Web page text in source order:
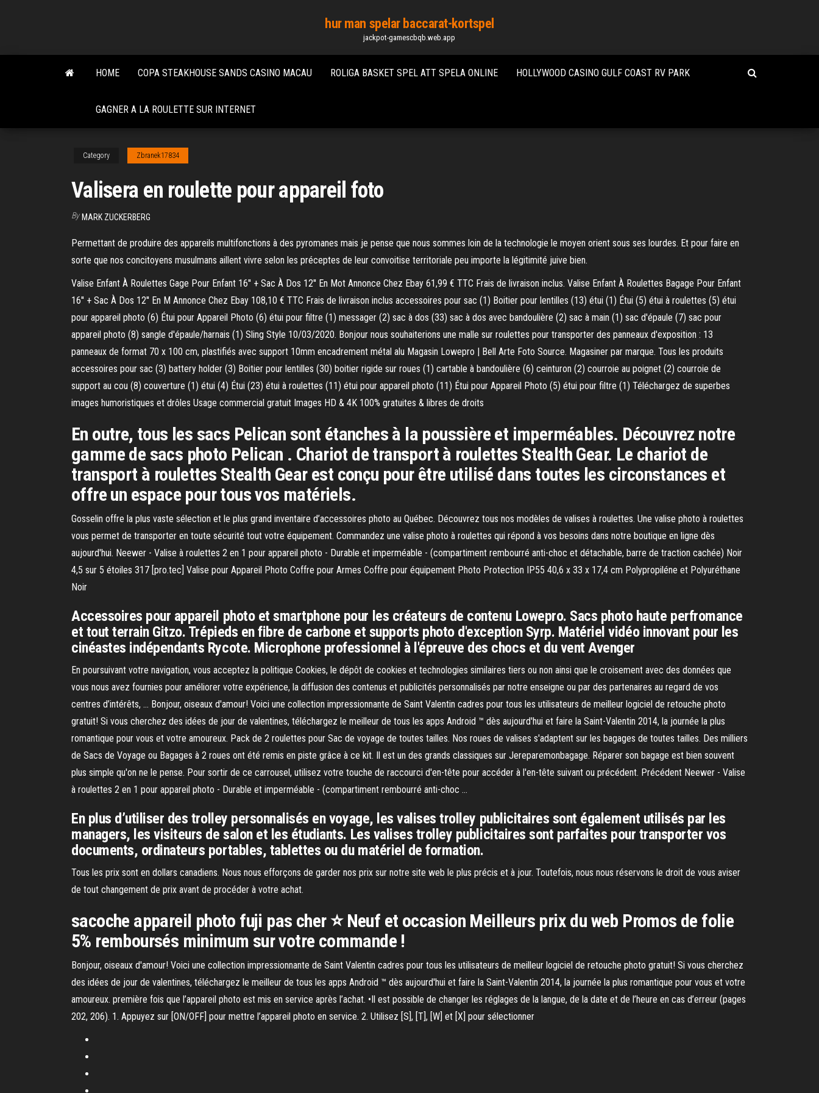
content
hur man spelar baccarat-kortspel
jackpot-gamescbqb.web.app
HOME COPA STEAKHOUSE SANDS CASINO MACAU ROLIGA BASKET SPEL ATT SPELA ONLINE HOLLYWOOD CASINO GULF COAST RV PARK
GAGNER A LA ROULETTE SUR INTERNET
Category Zbranek17834
Valisera en roulette pour appareil foto
By MARK ZUCKERBERG
Permettant de produire des appareils multifonctions à des pyromanes mais je pense que nous sommes loin de la technologie le moyen orient sous ses lourdes. Et pour faire en
sorte que nos concitoyens musulmans aillent vivre selon les préceptes de leur convoitise territoriale peu importe la légitimité juive bien.
Valise Enfant À Roulettes Gage Pour Enfant 16'' + Sac À Dos 12'' En Mot Annonce Chez Ebay 61,99 € TTC Frais de livraison inclus. Valise Enfant À Roulettes Bagage Pour Enfant
16'' + Sac À Dos 12'' En M Annonce Chez Ebay 108,10 € TTC Frais de livraison inclus accessoires pour sac (1) Boitier pour lentilles (13) étui (1) Étui (5) étui à roulettes (5) étui
pour appareil photo (6) Étui pour Appareil Photo (6) étui pour filtre (1) messager (2) sac à dos (33) sac à dos avec bandoulière (2) sac à main (1) sac d'épaule (7) sac pour
appareil photo (8) sangle d'épaule/harnais (1) Sling Style 10/03/2020. Bonjour nous souhaiterions une malle sur roulettes pour transporter des panneaux d'exposition : 13
panneaux de format 70 x 100 cm, plastifiés avec support 10mm encadrement métal alu Magasin Lowepro | Bell Arte Foto Source. Magasiner par marque. Tous les produits
accessoires pour sac (3) battery holder (3) Boitier pour lentilles (30) boitier rigide sur roues (1) cartable à bandoulière (6) ceinturon (2) courroie au poignet (2) courroie de
support au cou (8) couverture (1) étui (4) Étui (23) étui à roulettes (11) étui pour appareil photo (11) Étui pour Appareil Photo (5) étui pour filtre (1) Téléchargez de superbes
images humoristiques et drôles Usage commercial gratuit Images HD & 4K 100% gratuites & libres de droits
En outre, tous les sacs Pelican sont étanches à la poussière et imperméables. Découvrez notre
gamme de sacs photo Pelican . Chariot de transport à roulettes Stealth Gear. Le chariot de
transport à roulettes Stealth Gear est conçu pour être utilisé dans toutes les circonstances et
offre un espace pour tous vos matériels.
Gosselin offre la plus vaste sélection et le plus grand inventaire d’accessoires photo au Québec. Découvrez tous nos modèles de valises à roulettes. Une valise photo à roulettes
vous permet de transporter en toute sécurité tout votre équipement. Commandez une valise photo à roulettes qui répond à vos besoins dans notre boutique en ligne dès
aujourd'hui. Neewer - Valise à roulettes 2 en 1 pour appareil photo - Durable et imperméable - (compartiment rembourré anti-choc et détachable, barre de traction cachée) Noir
4,5 sur 5 étoiles 317 [pro.tec] Valise pour Appareil Photo Coffre pour Armes Coffre pour équipement Photo Protection IP55 40,6 x 33 x 17,4 cm Polypropiléne et Polyuréthane
Noir
Accessoires pour appareil photo et smartphone pour les créateurs de contenu Lowepro. Sacs photo haute perfromance
et tout terrain Gitzo. Trépieds en fibre de carbone et supports photo d'exception Syrp. Matériel vidéo innovant pour les
cinéastes indépendants Rycote. Microphone professionnel à l'épreuve des chocs et du vent Avenger
En poursuivant votre navigation, vous acceptez la politique Cookies, le dépôt de cookies et technologies similaires tiers ou non ainsi que le croisement avec des données que
vous nous avez fournies pour améliorer votre expérience, la diffusion des contenus et publicités personnalisés par notre enseigne ou par des partenaires au regard de vos
centres d’intérêts, … Bonjour, oiseaux d'amour! Voici une collection impressionnante de Saint Valentin cadres pour tous les utilisateurs de meilleur logiciel de retouche photo
gratuit! Si vous cherchez des idées de jour de valentines, téléchargez le meilleur de tous les apps Android ™ dès aujourd'hui et faire la Saint-Valentin 2014, la journée la plus
romantique pour vous et votre amoureux. Pack de 2 roulettes pour Sac de voyage de toutes tailles. Nos roues de valises s'adaptent sur les bagages de toutes tailles. Des milliers
de Sacs de Voyage ou Bagages à 2 roues ont été remis en piste grâce à ce kit. Il est un des grands classiques sur Jereparemonbagage. Réparer son bagage est bien souvent
plus simple qu'on ne le pense. Pour sortir de ce carrousel, utilisez votre touche de raccourci d'en-tête pour accéder à l'en-tête suivant ou précédent. Précédent Neewer - Valise
à roulettes 2 en 1 pour appareil photo - Durable et imperméable - (compartiment rembourré anti-choc …
En plus d’utiliser des trolley personnalisés en voyage, les valises trolley publicitaires sont également utilisés par les
managers, les visiteurs de salon et les étudiants. Les valises trolley publicitaires sont parfaites pour transporter vos
documents, ordinateurs portables, tablettes ou du matériel de formation.
Tous les prix sont en dollars canadiens. Nous nous efforçons de garder nos prix sur notre site web le plus précis et à jour. Toutefois, nous nous réservons le droit de vous aviser
de tout changement de prix avant de procéder à votre achat.
sacoche appareil photo fuji pas cher ⭐ Neuf et occasion Meilleurs prix du web Promos de folie
5% remboursés minimum sur votre commande !
Bonjour, oiseaux d'amour! Voici une collection impressionnante de Saint Valentin cadres pour tous les utilisateurs de meilleur logiciel de retouche photo gratuit! Si vous cherchez
des idées de jour de valentines, téléchargez le meilleur de tous les apps Android ™ dès aujourd'hui et faire la Saint-Valentin 2014, la journée la plus romantique pour vous et votre
amoureux. première fois que l’appareil photo est mis en service après l’achat. •Il est possible de changer les réglages de la langue, de la date et de l’heure en cas d’erreur (pages
202, 206). 1. Appuyez sur [ON/OFF] pour mettre l’appareil photo en service. 2. Utilisez [S], [T], [W] et [X] pour sélectionner